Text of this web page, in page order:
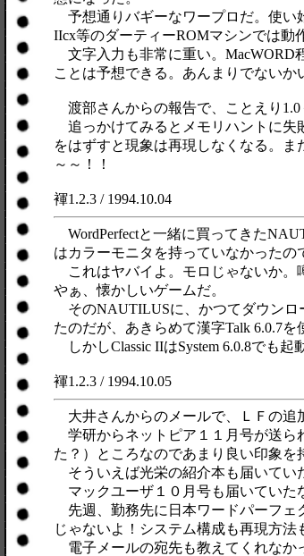
予想通りバギーなワープロだ。使い
IIcx等のダーティーROMマシンでは動
文字入力も非常に重い。MacWORD
ことは予想できる。あんまりでないか
渡部さんからの報告で、ことえり1.0
追っかけてみるとメモリハントに失
をはずすと現象は再現しなくなる。
～～！！
褌1.2.3 / 1994.10.04
WordPerfectと一緒に買ってきた
はカラーモニタを持っていなかったの
これはヤバイよ。モロじゃないか。
やぁ、懐かしいゲームだ。
そのNAUTILUSに、かつてダウンロ
たのだが、あきらめて漢字Talk 6.0.7
しかしClassic IIはSystem 6.0.8でも起
褌1.2.3 / 1994.10.05
大井さんからのメールで、ＬＦの追
学研からネットピア１１月号が送ら
た？）ところなのであまり良い印象を
そういえば光栄の紹介本も届いてい
マックユーザ１０月号も届いていた
先週、勤務先に日本ワードパーフェ
じゃないよ！システム構成も再現方法
電子メールの宛先も教えてくれなか